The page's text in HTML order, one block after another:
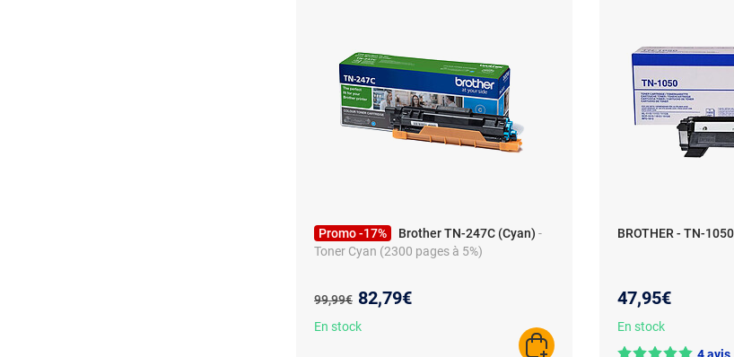
Promo -17% Brother TN-247C (Cyan) -
Toner Cyan (2300 pages à 5%)
Ancien prix :
99,99€ Nouveau prix :
82,79€
En stock
AJOUTER AU PANIER
BROTHER - TN-1050
47,95€
En stock